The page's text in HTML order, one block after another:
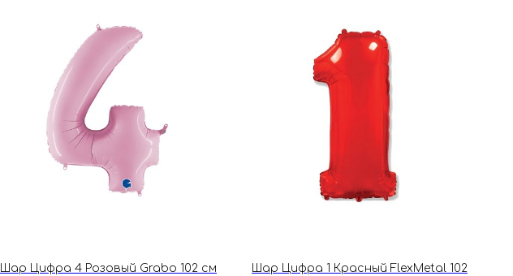
Шар Цифра 4 Розовый Grabo 102 см
Шар Цифра 1 Красный FlexMetal 102